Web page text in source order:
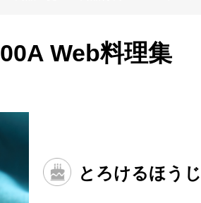
Web料理集
とろけるほう